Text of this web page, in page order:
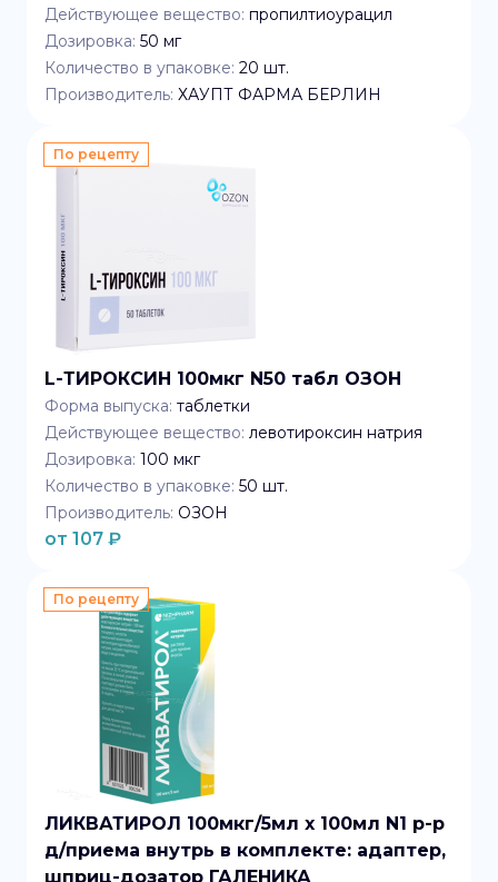
Действующее вещество: пропилтиоурацил
Дозировка: 50 мг
Количество в упаковке: 20 шт.
Производитель: ХАУПТ ФАРМА БЕРЛИН
По рецепту
L-ТИРОКСИН 100мкг N50 табл ОЗОН
Форма выпуска: таблетки
Действующее вещество: левотироксин натрия
Дозировка: 100 мкг
Количество в упаковке: 50 шт.
Производитель: ОЗОН
от 107 ₽
По рецепту
ЛИКВАТИРОЛ 100мкг/5мл x 100мл N1 р-р
д/приема внутрь в комплекте: адаптер,
шприц-дозатор ГАЛЕНИКА